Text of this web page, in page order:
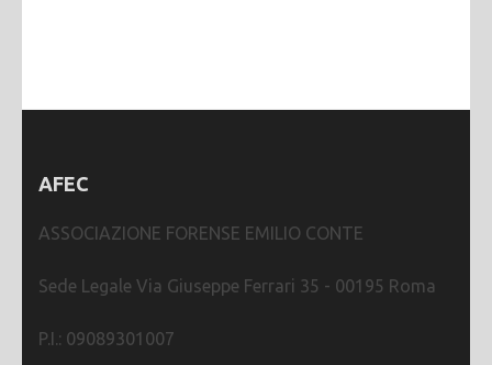
AFEC
ASSOCIAZIONE FORENSE EMILIO CONTE
Sede Legale Via Giuseppe Ferrari 35 - 00195 Roma
P.I.: 09089301007